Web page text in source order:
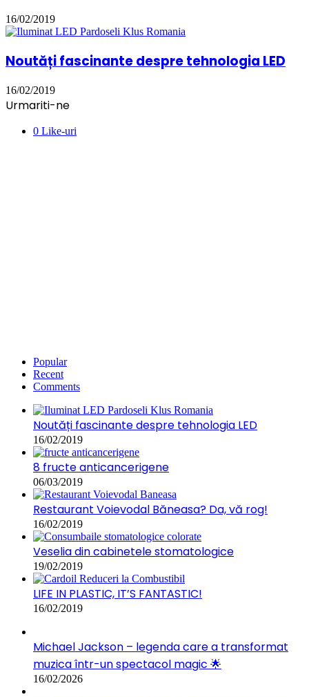
16/02/2019
Noutăți fascinante despre tehnologia LED
16/02/2019
Urmariti-ne
0 Like-uri
Popular
Recent
Comments
Noutăți fascinante despre tehnologia LED
16/02/2019
8 fructe anticancerigene
06/03/2019
Restaurant Voievodal Băneasa? Da, vă rog!
16/02/2019
Veselia din cabinetele stomatologice
19/02/2019
LIFE IN PLASTIC, IT’S FANTASTIC!
16/02/2019
Michael Jackson – legenda care a transformat
muzica într-un spectacol magic 🌟
16/02/2026